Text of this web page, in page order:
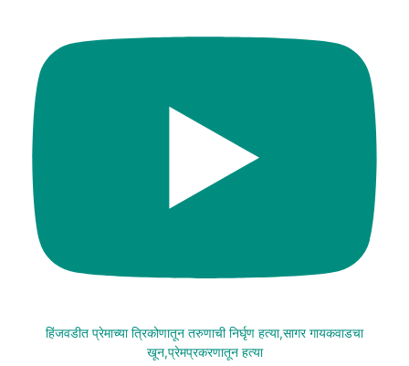
हिंजवडीत प्रेमाच्या त्रिकोणातून तरुणाची निर्घृण हत्या,सागर गायकवाडचा
खून,प्रेमप्रकरणातून हत्या